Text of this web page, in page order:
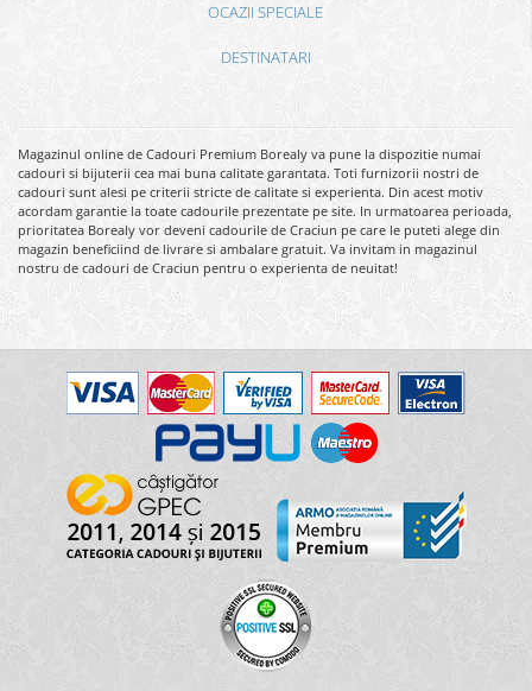
OCAZII SPECIALE
DESTINATARI
Magazinul online de Cadouri Premium Borealy va pune la dispozitie numai
cadouri si bijuterii cea mai buna calitate garantata. Toti furnizorii nostri de
cadouri sunt alesi pe criterii stricte de calitate si experienta. Din acest motiv
acordam garantie la toate cadourile prezentate pe site. In urmatoarea perioada,
prioritatea Borealy vor deveni cadourile de Craciun pe care le puteti alege din
magazin beneficiind de livrare si ambalare gratuit. Va invitam in magazinul
nostru de cadouri de Craciun pentru o experienta de neuitat!